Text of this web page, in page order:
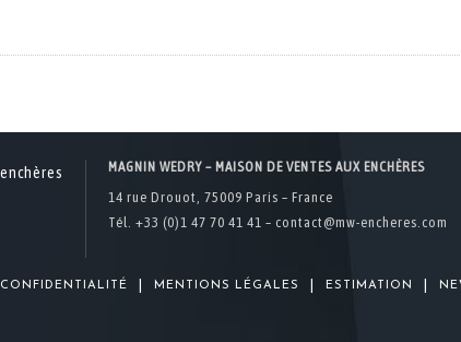
MAGNIN WEDRY – MAISON DE VENTES AUX ENCHÈRES
14 rue Drouot, 75009 Paris – France
Tél. +33 (0)1 47 70 41 41 – contact@mw-encheres.com
CONFIDENTIALITÉ MENTIONS LÉGALES ESTIMATION